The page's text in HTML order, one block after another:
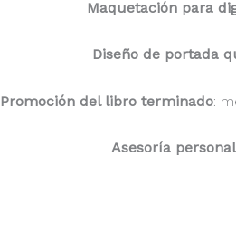
Maquetación para
Diseño de portada
Promoción del libro terminado:
Asesoría